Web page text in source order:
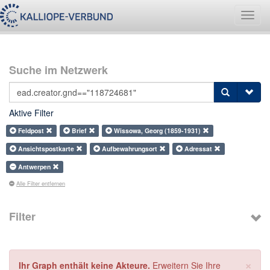
Suche im Netzwerk
Aktive Filter
Feldpost Brief
Wissowa, Georg (1859-1931)
Ansichtspostkarte
Aufbewahrungsort
Adressat
Antwerpen
Alle Filter entfernen
Filter
×
Ihr Graph enthält keine Akteure. Erweitern Sie Ihre